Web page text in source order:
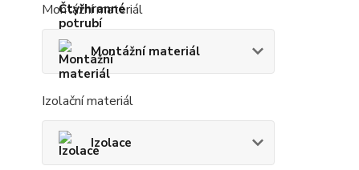
Montážní materiál
Montážní materiál
Izolační materiál
Izolace